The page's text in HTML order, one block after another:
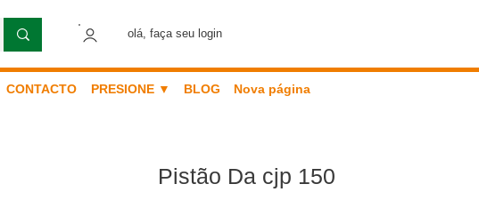
olá, faça seu login
CONTACTO PRESIONE ▼ BLOG Nova página
Pistão Da cjp 150